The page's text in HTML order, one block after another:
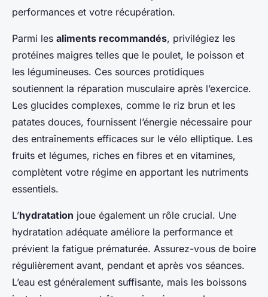
performances et votre récupération.
Parmi les aliments recommandés, privilégiez les
protéines maigres telles que le poulet, le poisson et
les légumineuses. Ces sources protidiques
soutiennent la réparation musculaire après l’exercice.
Les glucides complexes, comme le riz brun et les
patates douces, fournissent l’énergie nécessaire pour
des entraînements efficaces sur le vélo elliptique. Les
fruits et légumes, riches en fibres et en vitamines,
complètent votre régime en apportant les nutriments
essentiels.
L’hydratation joue également un rôle crucial. Une
hydratation adéquate améliore la performance et
prévient la fatigue prématurée. Assurez-vous de boire
régulièrement avant, pendant et après vos séances.
L’eau est généralement suffisante, mais les boissons